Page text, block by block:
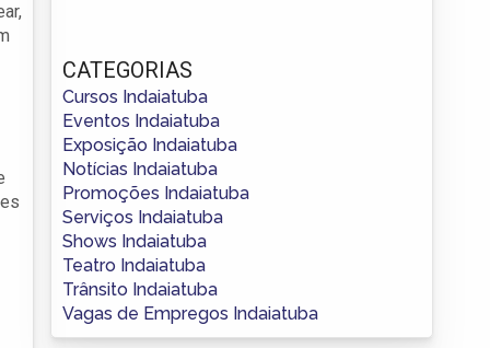
CATEGORIAS
Cursos Indaiatuba
Eventos Indaiatuba
Exposição Indaiatuba
Notícias Indaiatuba
Promoções Indaiatuba
Serviços Indaiatuba
Shows Indaiatuba
Teatro Indaiatuba
Trânsito Indaiatuba
Vagas de Empregos Indaiatuba